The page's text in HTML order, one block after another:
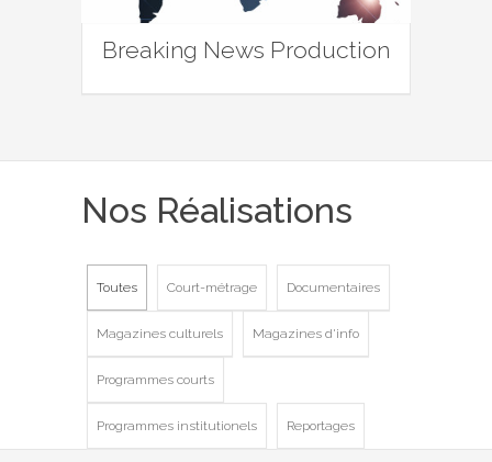
Breaking News Production
Nos Réalisations
Toutes Court-métrage Documentaires
Magazines culturels Magazines d'info
Programmes courts
Programmes institutionels Reportages